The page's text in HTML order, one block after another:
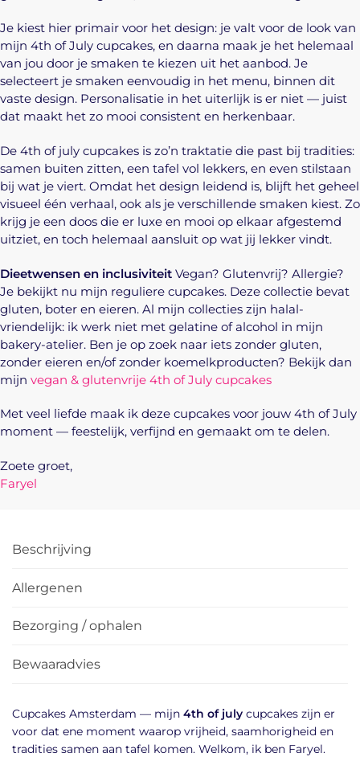
Je kiest hier primair voor het design: je valt voor de look van
mijn 4th of July cupcakes, en daarna maak je het helemaal
van jou door je smaken te kiezen uit het aanbod. Je
selecteert je smaken eenvoudig in het menu, binnen dit
vaste design. Personalisatie in het uiterlijk is er niet — juist
dat maakt het zo mooi consistent en herkenbaar.
De 4th of july cupcakes is zo’n traktatie die past bij tradities:
samen buiten zitten, een tafel vol lekkers, en even stilstaan
bij wat je viert. Omdat het design leidend is, blijft het geheel
visueel één verhaal, ook als je verschillende smaken kiest. Zo
krijg je een doos die er luxe en mooi op elkaar afgestemd
uitziet, en toch helemaal aansluit op wat jij lekker vindt.
Dieetwensen en inclusiviteit Vegan? Glutenvrij? Allergie?
Je bekijkt nu mijn reguliere cupcakes. Deze collectie bevat
gluten, boter en eieren. Al mijn collecties zijn halal-
vriendelijk: ik werk niet met gelatine of alcohol in mijn
bakery-atelier. Ben je op zoek naar iets zonder gluten,
zonder eieren en/of zonder koemelkproducten? Bekijk dan
mijn vegan & glutenvrije 4th of July cupcakes
Met veel liefde maak ik deze cupcakes voor jouw 4th of July
moment — feestelijk, verfijnd en gemaakt om te delen.
Zoete groet,
Faryel
Beschrijving
Allergenen
Bezorging / ophalen
Bewaaradvies
Cupcakes Amsterdam — mijn 4th of july cupcakes zijn er
voor dat ene moment waarop vrijheid, saamhorigheid en
tradities samen aan tafel komen. Welkom, ik ben Faryel.